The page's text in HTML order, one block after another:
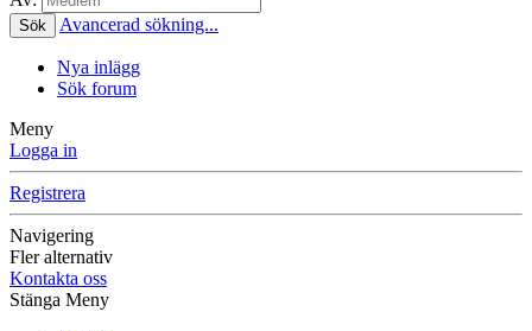
Sök Avancerad sökning...
Nya inlägg
Sök forum
Meny
Logga in
Registrera
Navigering
Fler alternativ
Kontakta oss
Stänga Meny